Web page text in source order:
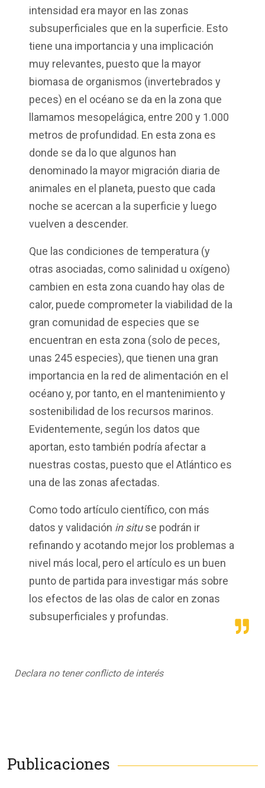
intensidad era mayor en las zonas
subsuperficiales que en la superficie. Esto
tiene una importancia y una implicación
muy relevantes, puesto que la mayor
biomasa de organismos (invertebrados y
peces) en el océano se da en la zona que
llamamos mesopelágica, entre 200 y 1.000
metros de profundidad. En esta zona es
donde se da lo que algunos han
denominado la mayor migración diaria de
animales en el planeta, puesto que cada
noche se acercan a la superficie y luego
vuelven a descender.
Que las condiciones de temperatura (y
otras asociadas, como salinidad u oxígeno)
cambien en esta zona cuando hay olas de
calor, puede comprometer la viabilidad de la
gran comunidad de especies que se
encuentran en esta zona (solo de peces,
unas 245 especies), que tienen una gran
importancia en la red de alimentación en el
océano y, por tanto, en el mantenimiento y
sostenibilidad de los recursos marinos.
Evidentemente, según los datos que
aportan, esto también podría afectar a
nuestras costas, puesto que el Atlántico es
una de las zonas afectadas.
Como todo artículo científico, con más
datos y validación in situse podrán ir
refinando y acotando mejor los problemas a
nivel más local, pero el artículo es un buen
punto de partida para investigar más sobre
los efectos de las olas de calor en zonas
subsuperficiales y profundas.
Declara no tener conflicto de interés
Publicaciones